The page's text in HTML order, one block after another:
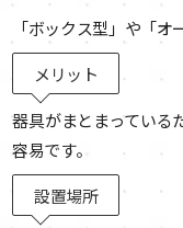
「ボックス型」や「オ
メリット
器具がまとまっている
容易です。
設置場所